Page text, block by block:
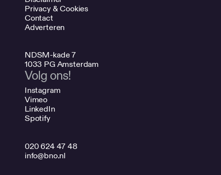
Privacy & Cookies
Contact
Adverteren
NDSM-kade 7
1033 PG Amsterdam
Volg ons!
Instagram
Vimeo
LinkedIn
Spotify
020 624 47 48
info@bno.nl